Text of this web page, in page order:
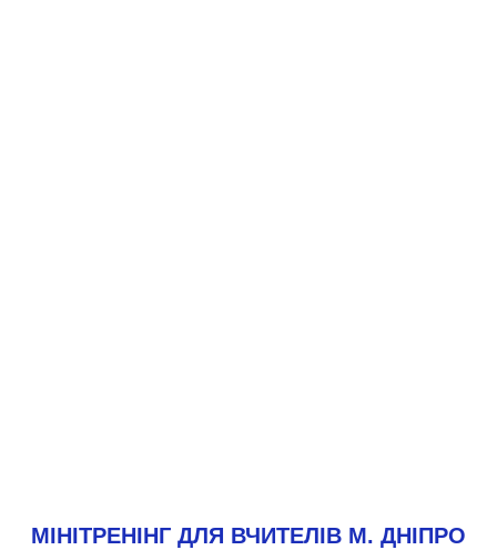
МІНІТРЕНІНГ ДЛЯ ВЧИТЕЛІВ М. ДНІПРО